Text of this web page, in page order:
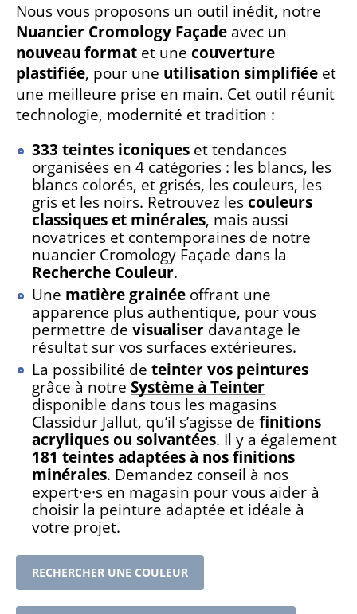
Nous vous proposons un outil inédit, notre
Nuancier Cromology Façade avec un
nouveau format et une couverture
plastifiée, pour une utilisation simplifiée et
une meilleure prise en main. Cet outil réunit
technologie, modernité et tradition :
333 teintes iconiques et tendances
organisées en 4 catégories : les blancs, les
blancs colorés, et grisés, les couleurs, les
gris et les noirs. Retrouvez lescouleurs
classiques et minérales, mais aussi
novatrices et contemporaines de notre
nuancier Cromology Façade dans la
Recherche Couleur.
Une matière grainée offrant une
apparence plus authentique, pour vous
permettre de visualiser davantage le
résultat sur vos surfaces extérieures.
La possibilité de teinter vos peintures
grâce à notre Système à Teinter
disponible dans tous les magasins
Classidur Jallut, qu’il s’agisse de finitions
acryliques ou solvantées. Il y a également
181 teintes adaptées à nos finitions
minérales. Demandez conseil à nos
expert·e·s en magasin pour vous aider à
choisir la peinture adaptée et idéale à
votre projet.
RECHERCHER UNE COULEUR